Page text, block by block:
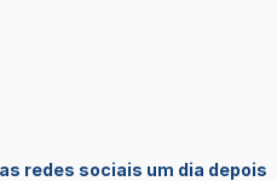
redes sociais um dia depois